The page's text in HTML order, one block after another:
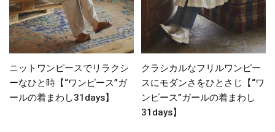
ニットワンピースでリラクシ
ーなひと時【“ワンピース”ガ
ールの着まわし31days】
クラシカルなフリルワンピー
スにモダンさをひとさじ【“ワ
ンピース”ガールの着まわし
31days】